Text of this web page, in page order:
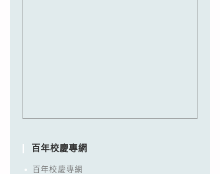
百年校慶專網
百年校慶專網